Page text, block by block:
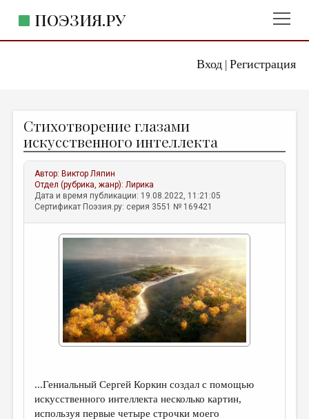
Вход| Регистрация
ПОЭЗИЯ.РУ
ЖАНРЫ
АВТОРЫ
КОММЕНТАРИИ
ЛИТСАЛОН
ИЗБРАННОЕ
ДАЙДЖЕСТ
КОНКУРСЫ
Стихотворение глазами
искусственного интеллекта
Автор: Виктор Ляпин
Отдел (рубрика, жанр):Лирика
Дата и время публикации: 19.08.2022, 11:21:05
Сертификат Поэзия.ру: серия 3551 № 169421
...Гениальный Сергей Коркин создал с помощью
искусственного интеллекта несколько картин,
используя первые четыре строчки моего